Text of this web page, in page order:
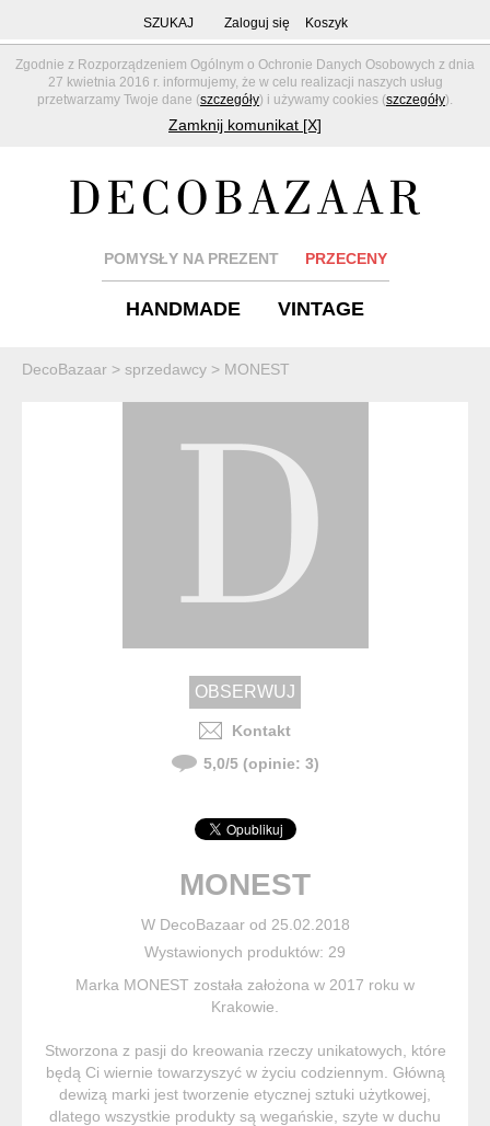
Zgodnie z Rozporządzeniem Ogólnym o Ochronie Danych Osobowych z dnia
27 kwietnia 2016 r. informujemy, że w celu realizacji naszych usług
przetwarzamy Twoje dane (szczegóły) i używamy cookies (szczegóły).
Zamknij komunikat [X]
SZUKAJ Zaloguj się Koszyk
POMYSŁY NA PREZENT PRZECENY
HANDMADE VINTAGE
DecoBazaar > sprzedawcy > MONEST
Kontakt
5,0/5(opinie: 3)
MONEST
W DecoBazaar od 25.02.2018
Wystawionych produktów: 29
Marka MONEST została założona w 2017 roku w
Krakowie.
Stworzona z pasji do kreowania rzeczy unikatowych, które
będą Ci wiernie towarzyszyć w życiu codziennym. Główną
dewizą marki jest tworzenie etycznej sztuki użytkowej,
dlatego wszystkie produkty są wegańskie, szyte w duchu